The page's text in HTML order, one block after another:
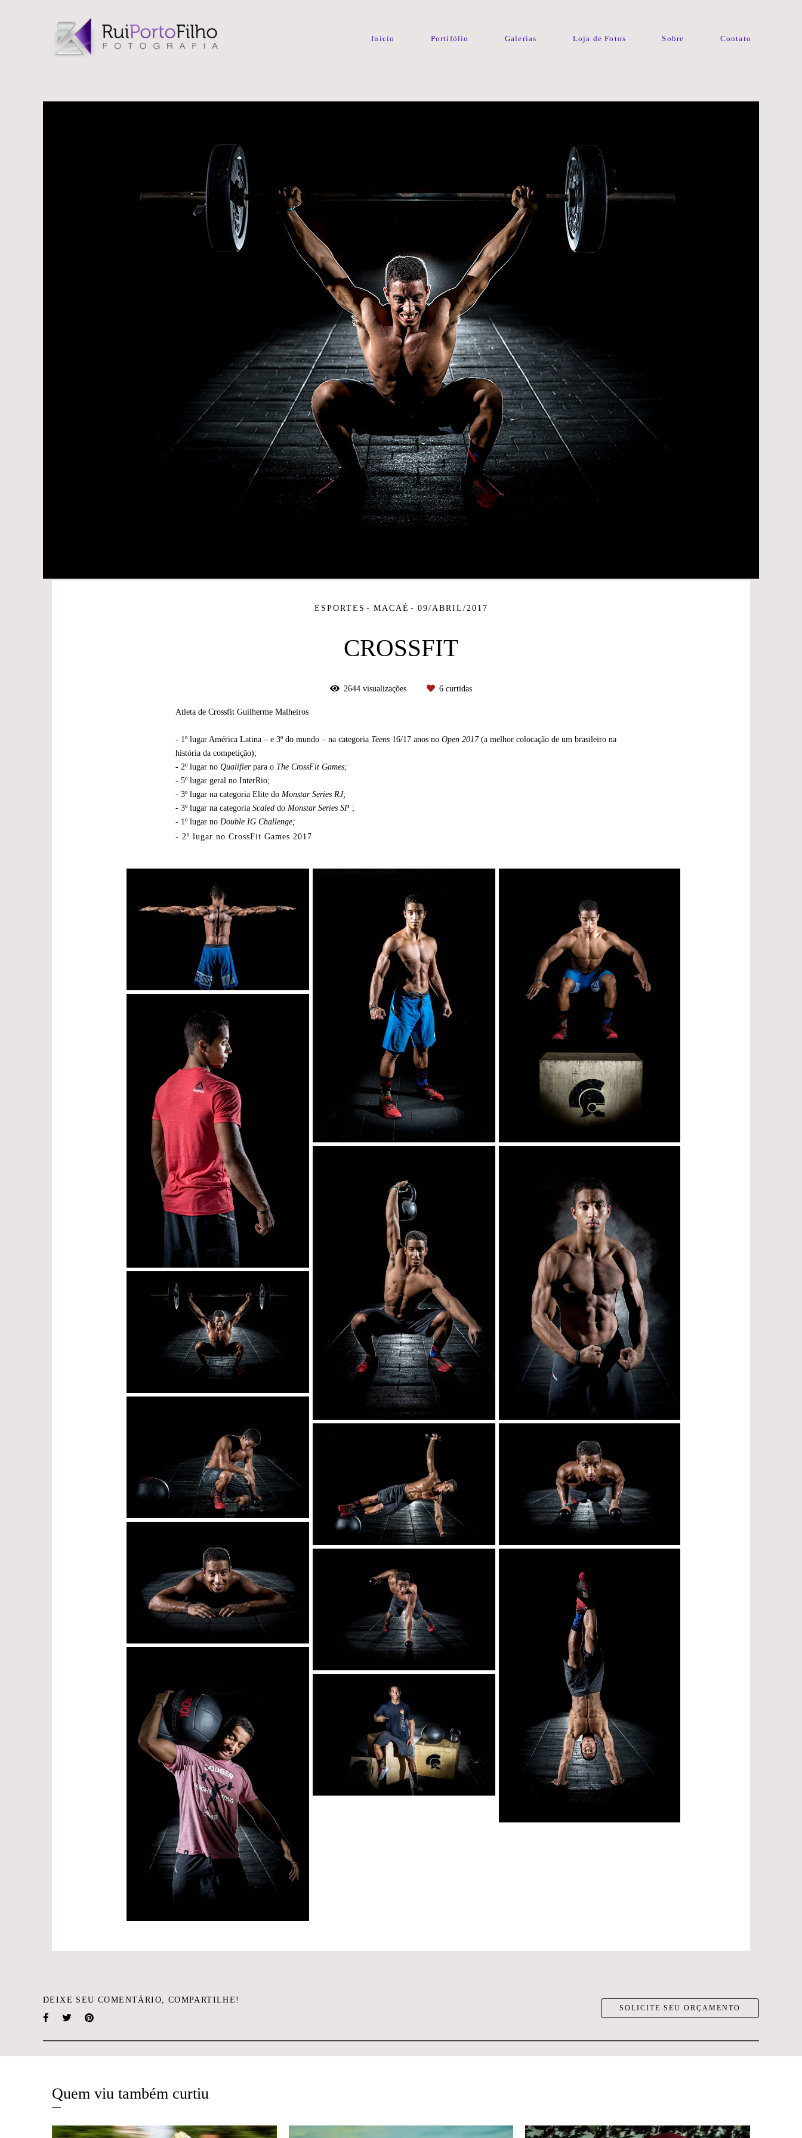
Início Portifólio Galerias Loja de Fotos Sobre Contato
ESPORTES MACAÉ 09/ABRIL/2017
CROSSFIT
2644 visualizações 6 curtidas
Atleta de Crossfit Guilherme Malheiros
- 1º lugar América Latina – e 3º do mundo – na categoria Teens 16/17 anos no Open 2017(a melhor colocação de um brasileiro na
história da competição);
- 2º lugar no Qualifierpara o The CrossFit Games;
- 5º lugar geral no InterRio;
- 3º lugar na categoria Elite do Monstar Series RJ;
- 3º lugar na categoria Scaled do Monstar Series SP ;
- 1º lugar no Double IG Challenge;
- 2º lugar no CrossFit Games 2017
DEIXE SEU COMENTÁRIO, COMPARTILHE!
SOLICITE SEU ORÇAMENTO
Quem viu também curtiu